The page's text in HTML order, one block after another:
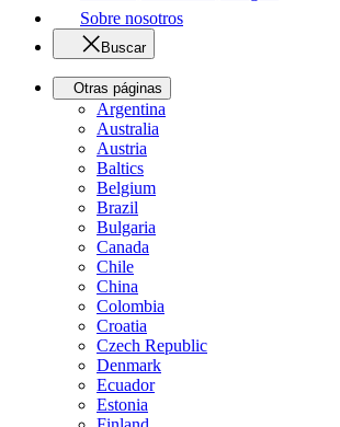
Sobre nosotros
Buscar
Otras páginas
Argentina
Australia
Austria
Baltics
Belgium
Brazil
Bulgaria
Canada
Chile
China
Colombia
Croatia
Czech Republic
Denmark
Ecuador
Estonia